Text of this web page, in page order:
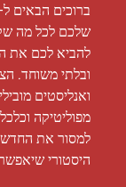
להביא לכם את
ובלתי משוחד.
ואנליסטים
מפוליטיקה
למסור את
היסטורי